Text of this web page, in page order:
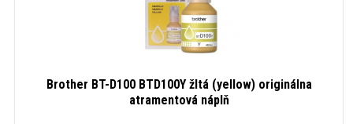
Brother BT-D100 BTD100Y žltá (yellow) originálna
atramentová náplň